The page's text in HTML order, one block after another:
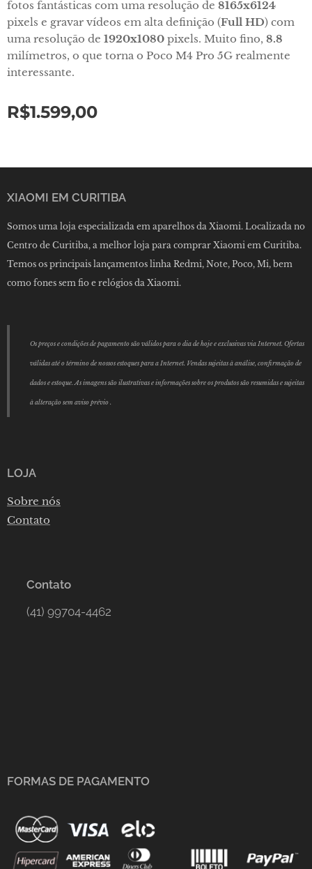
fotos fantásticas com uma resolução de 8165x6124
pixels e gravar vídeos em alta definição (Full HD) com
uma resolução de 1920x1080 pixels. Muito fino, 8.8
milímetros, o que torna o Poco M4 Pro 5G realmente
interessante.
R$1.599,00
XIAOMI EM CURITIBA
Somos uma loja especializada em aparelhos da Xiaomi. Localizada no
Centro de Curitiba, a melhor loja para comprar Xiaomi em Curitiba.
Temos os principais lançamentos linha Redmi, Note, Poco, Mi, bem
como fones sem fio e relógios da Xiaomi.
Os preços e condições de pagamento são válidos para o dia de hoje e exclusivas via Internet. Ofertas
válidas até o término de nossos estoques para a Internet. Vendas sujeitas à análise, confirmação de
dados e estoque. As imagens são ilustrativas e informações sobre os produtos são resumidas e sujeitas
à alteração sem aviso prévio .
LOJA
Sobre nós
Contato
Contato
(41) 99704-4462
FORMAS DE PAGAMENTO